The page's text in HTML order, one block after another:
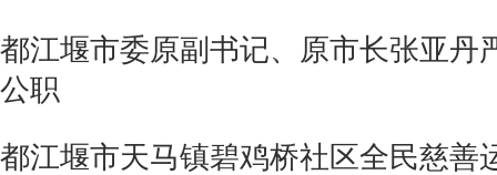
都江堰市委原副书记、原市长张亚丹
公职
都江堰市天马镇碧鸡桥社区全民慈善